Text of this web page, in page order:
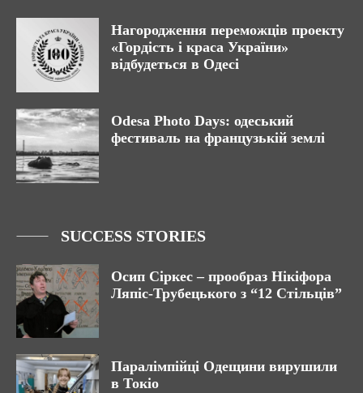
Нагородження переможців проекту
«Гордість і краса України»
відбудеться в Одесі
Odesa Photo Days: одеський
фестиваль на французькій землі
SUCCESS STORIES
Осип Сіркес – прообраз Нікіфора
Ляпіс-Трубецького з “12 Стільців”
Паралімпійці Одещини вирушили
в Токіо